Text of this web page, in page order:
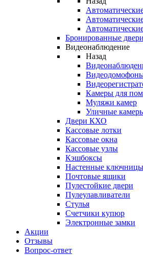
Бронированные двери
Видеонаблюдение
Назад
Камеры для
Муляжи камер
Уличные
Двери КХО
Кассовые лотки
Кассовые окна
Кассовые узлы
Кэшбоксы
Настенные ключницы
Почтовые ящики
Пулестойкие двери
Пулеулавливатели
Стулья
Счетчики купюр
Электронные замки
Акции
Отзывы
Вопрос-ответ